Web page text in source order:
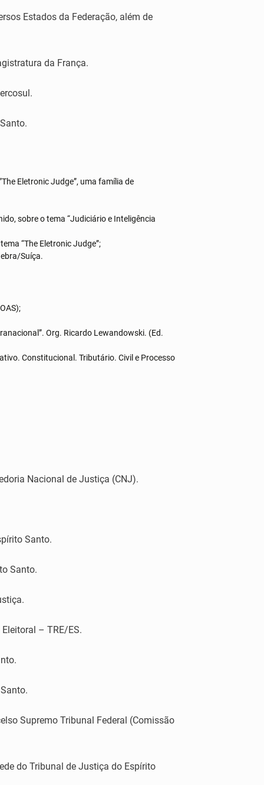
Estados da Federação, além de
da França.
Eletronic Judge”, uma família de
sobre o tema “Judiciário e Inteligência
“The Eletronic Judge”;
Suíça.
Org. Ricardo Lewandowski. (Ed.
Constitucional. Tributário. Civil e Processo
Nacional de Justiça (CNJ).
Santo.
Santo.
– TRE/ES.
Supremo Tribunal Federal (Comissão
do Tribunal de Justiça do Espírito